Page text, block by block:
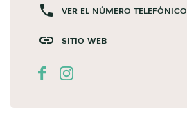
VER EL NÚMERO TELEFÓNICO
SITIO WEB